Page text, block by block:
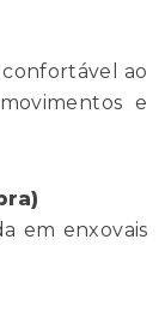
ao
e
em enxovais